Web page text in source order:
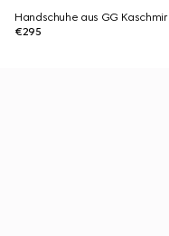
Handschuhe aus GG Kaschmir
€295